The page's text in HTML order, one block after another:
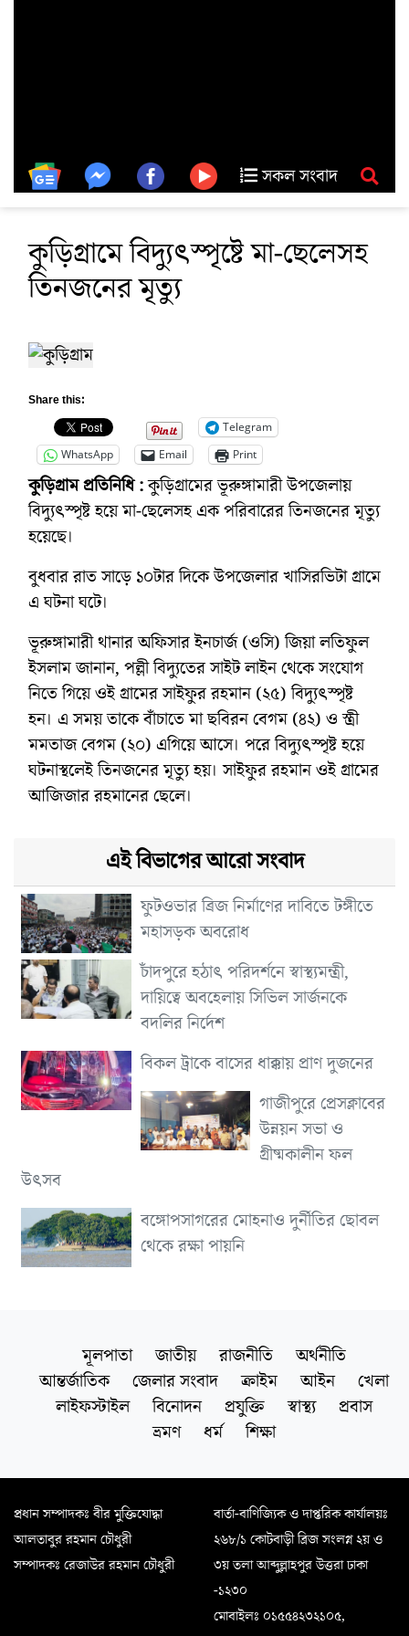
সকল সংবাদ
কুড়িগ্রামে বিদ্যুৎস্পৃষ্টে মা-ছেলেসহ
তিনজনের মৃত্যু
Share this:
Telegram
WhatsApp
Email Print
কুড়িগ্রাম প্রতিনিধি :কুড়িগ্রামের ভূরুঙ্গামারী উপজেলায়
বিদ্যুৎস্পৃষ্ট হয়ে মা-ছেলেসহ এক পরিবারের তিনজনের মৃত্যু
হয়েছে।
বুধবার রাত সাড়ে ১০টার দিকে উপজেলার খাসিরভিটা গ্রামে
এ ঘটনা ঘটে।
ভূরুঙ্গামারী থানার অফিসার ইনচার্জ (ওসি) জিয়া লতিফুল
ইসলাম জানান, পল্লী বিদ্যুতের সাইট লাইন থেকে সংযোগ
নিতে গিয়ে ওই গ্রামের সাইফুর রহমান (২৫) বিদ্যুৎস্পৃষ্ট
হন। এ সময় তাকে বাঁচাতে মা ছবিরন বেগম (৪২) ও স্ত্রী
মমতাজ বেগম (২০) এগিয়ে আসে। পরে বিদ্যুৎস্পৃষ্ট হয়ে
ঘটনাস্থলেই তিনজনের মৃত্যু হয়। সাইফুর রহমান ওই গ্রামের
আজিজার রহমানের ছেলে।
এই বিভাগের আরো সংবাদ
ফুটওভার ব্রিজ নির্মাণের দাবিতে টঙ্গীতে
মহাসড়ক অবরোধ
চাঁদপুরে হঠাৎ পরিদর্শনে স্বাস্থ্যমন্ত্রী,
দায়িত্বে অবহেলায় সিভিল সার্জনকে
বদলির নির্দেশ
বিকল ট্রাকে বাসের ধাক্কায় প্রাণ দুজনের
গাজীপুরে প্রেসক্লাবের
উন্নয়ন সভা ও
গ্রীষ্মকালীন ফল
উৎসব
বঙ্গোপসাগরের মোহনাও দুর্নীতির ছোবল
থেকে রক্ষা পায়নি
মূলপাতা জাতীয় রাজনীতি
অর্থনীতি
আন্তর্জাতিক
জেলার সংবাদ ক্রাইম আইন
খেলা
লাইফস্টাইল
বিনোদন প্রযুক্তি স্বাস্থ্য
প্রবাস
ভ্রমণ
ধর্ম শিক্ষা
প্রধান সম্পাদকঃ বীর মুক্তিযোদ্ধা
আলতাবুর রহমান চৌধুরী
সম্পাদকঃ রেজাউর রহমান চৌধুরী
বার্তা-বাণিজ্যিক ও দাপ্তরিক কার্যালয়ঃ
২৬৮/১ কোটবাড়ী ব্রিজ সংলগ্ন ২য় ও
৩য় তলা আব্দুল্লাহপুর উত্তরা ঢাকা
-১২৩০
মোবাইলঃ ০১৫৫৪২৩২১০৫,